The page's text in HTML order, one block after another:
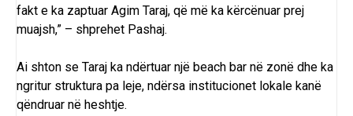
fakt e ka zaptuar Agim Taraj, që më ka kërcënuar prej
muajsh,” – shprehet Pashaj.
Ai shton se Taraj ka ndërtuar një beach bar në zonë dhe ka
ngritur struktura pa leje, ndërsa institucionet lokale kanë
qëndruar në heshtje.